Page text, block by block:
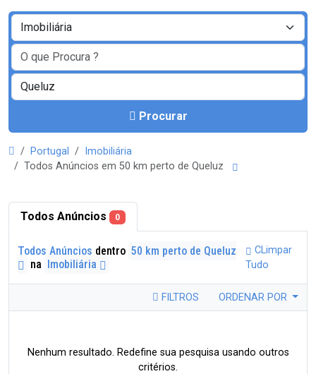
Procurar
Portugal
Imobiliária
Todos Anúncios em 50 km perto de Queluz
Todos Anúncios 0
Todos Anúncios dentro 50 km perto de Queluz
na Imobiliária
CLimpar
Tudo
FILTROS ORDENAR POR
Nenhum resultado. Redefine sua pesquisa usando outros
critérios.